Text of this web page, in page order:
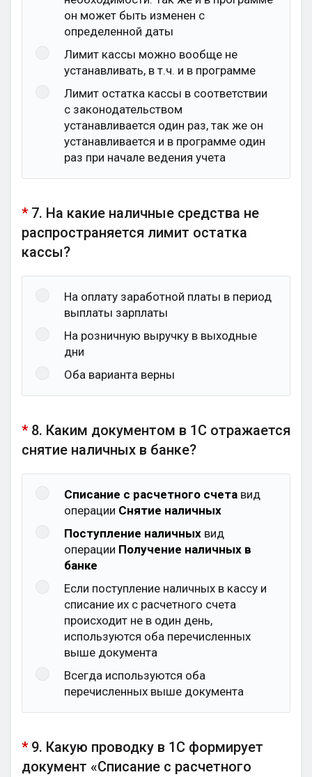
он может быть изменен с
определенной даты
Лимит кассы можно вообще не
устанавливать, в т.ч. и в программе
Лимит остатка кассы в соответствии
с законодательством
устанавливается один раз, так же он
устанавливается и в программе один
раз при начале ведения учета
* 7. На какие наличные средства не
распространяется лимит остатка
кассы?
На оплату заработной платы в период
выплаты зарплаты
На розничную выручку в выходные
дни
Оба варианта верны
* 8. Каким документом в 1С отражается
снятие наличных в банке?
Списание с расчетного счета вид
операции Снятие наличных
Поступление наличных вид
операции Получение наличных в
банке
Если поступление наличных в кассу и
списание их с расчетного счета
происходит не в один день,
используются оба перечисленных
выше документа
Всегда используются оба
перечисленных выше документа
* 9. Какую проводку в 1С формирует
документ «Списание с расчетного